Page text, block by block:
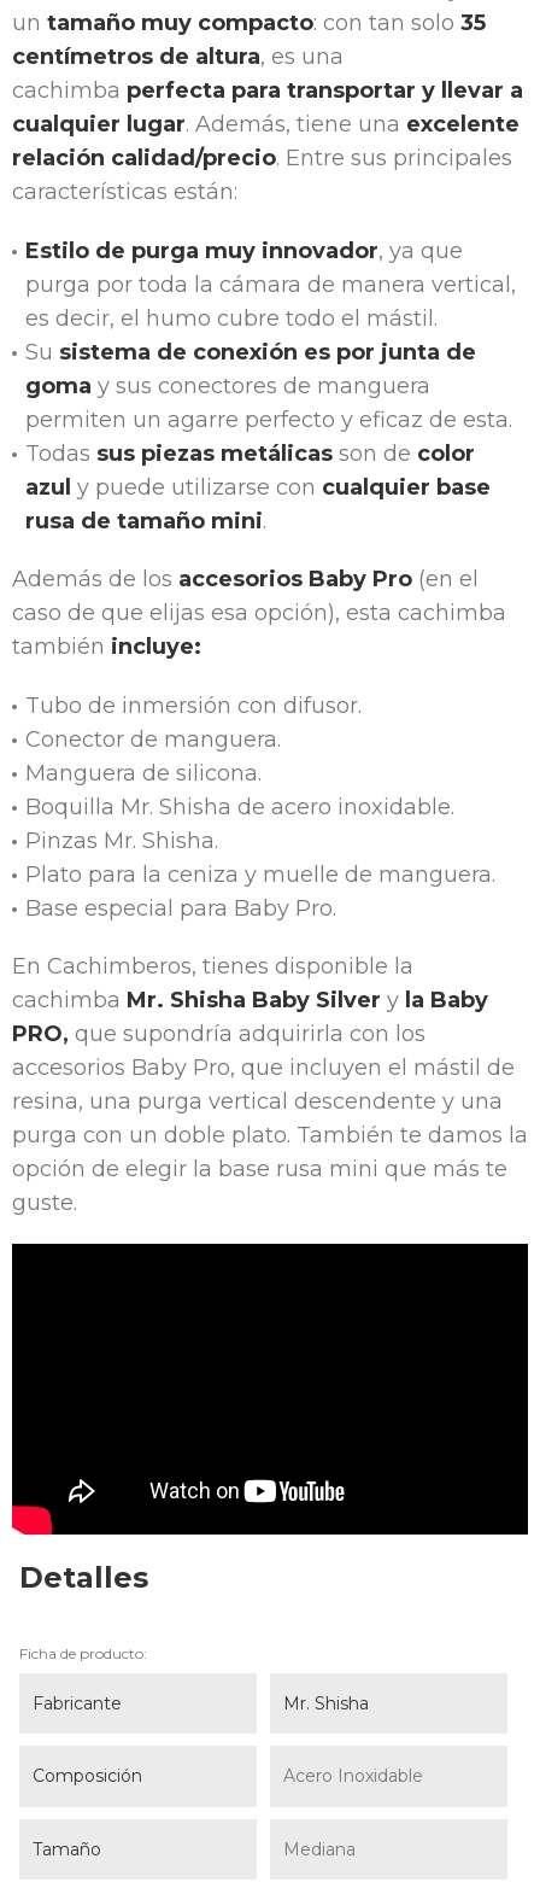
un tamaño muy compacto: con tan solo 35
centímetros de altura, es una
cachimba perfecta para transportar y llevar a
cualquier lugar. Además, tiene una excelente
relación calidad/precio. Entre sus principales
características están:
Estilo de purga muy innovador, ya que
purga por toda la cámara de manera vertical,
es decir, el humo cubre todo el mástil.
Su sistema de conexión es por junta de
goma y sus conectores de manguera
permiten un agarre perfecto y eficaz de esta.
Todas sus piezas metálicas son de color
azul y puede utilizarse con cualquier base
rusa de tamaño mini.
Además de los accesorios Baby Pro (en el
caso de que elijas esa opción), esta cachimba
también incluye:
Tubo de inmersión con difusor.
Conector de manguera.
Manguera de silicona.
Boquilla Mr. Shisha de acero inoxidable.
Pinzas Mr. Shisha.
Plato para la ceniza y muelle de manguera.
Base especial para Baby Pro.
En Cachimberos, tienes disponible la
cachimba Mr. Shisha Baby Silver y la Baby
PRO, que supondría adquirirla con los
accesorios Baby Pro, que incluyen el mástil de
resina, una purga vertical descendente y una
purga con un doble plato. También te damos la
opción de elegir la base rusa mini que más te
guste.
Detalles
Ficha de producto:
Fabricante Mr. Shisha
Composición Acero Inoxidable
Tamaño Mediana